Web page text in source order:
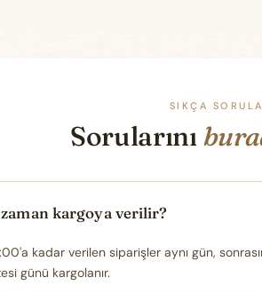
SIKÇA
Sorularını
kargoya verilir?
kadar verilen siparişler aynı gün,
günü kargolanır.